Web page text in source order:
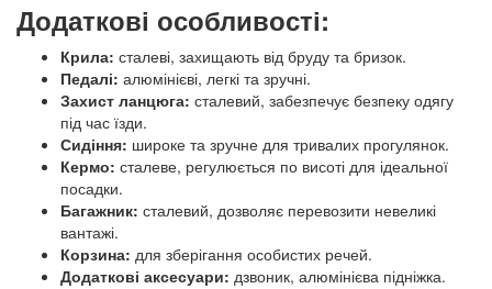
Додаткові особливості:
Крила: сталеві, захищають від бруду та бризок.
Педалі: алюмінієві, легкі та зручні.
Захист ланцюга: сталевий, забезпечує безпеку одягу
під час їзди.
Сидіння: широке та зручне для тривалих прогулянок.
Кермо: сталеве, регулюється по висоті для ідеальної
посадки.
Багажник: сталевий, дозволяє перевозити невеликі
вантажі.
Корзина: для зберігання особистих речей.
Додаткові аксесуари: дзвоник, алюмінієва підніжка.